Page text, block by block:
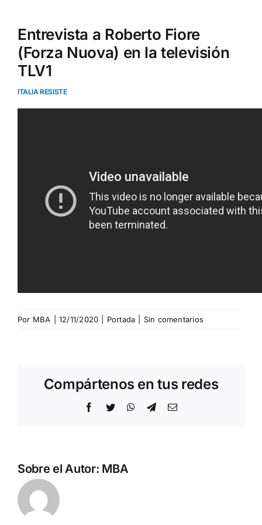
Entrevista a Roberto Fiore
(Forza Nuova) en la televisión
TLV1
ITALIA RESISTE
Por MBA 12/11/2020 Portada Sin comentarios
Compártenos en tus redes
Facebook
Twitter WhatsApp
TelegramCorreo
Sobre el Autor: MBA